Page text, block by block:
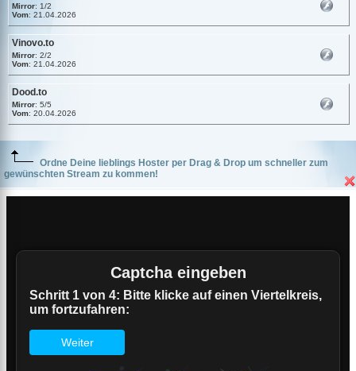
Mirror: 1/2
Vom: 21.04.2026
Vinovo.to
Mirror: 2/2
Vom: 21.04.2026
Dood.to
Mirror: 5/5
Vom: 20.04.2026
Ordne Deine lieblings Hoster per Drag & Drop um schneller zum
gewünschten Stream zu kommen!